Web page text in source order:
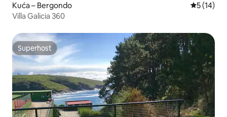
Kuća – Bergondo Prosječna
5 (14)
Villa Galicia 360
Superhost
Superhost